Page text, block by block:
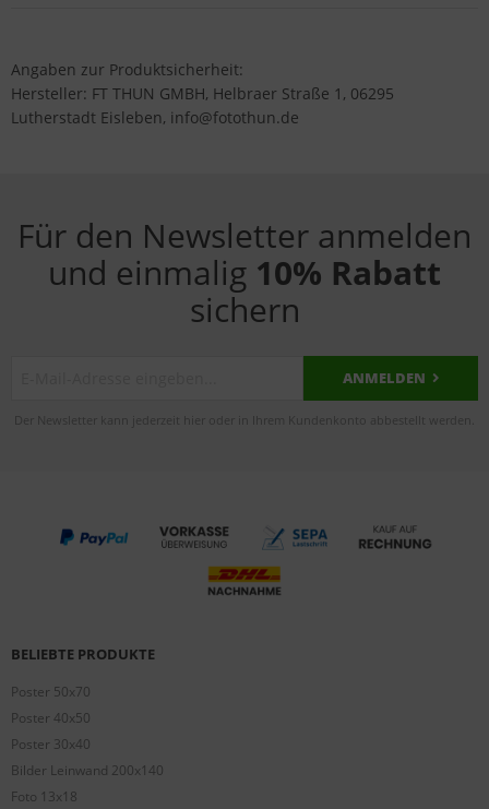
Angaben zur Produktsicherheit:
Hersteller: FT THUN GMBH, Helbraer Straße 1, 06295
Lutherstadt Eisleben, info@fotothun.de
Für den Newsletter anmelden
und einmalig 10% Rabatt
sichern
ANMELDEN
Der Newsletter kann jederzeit hier oder in Ihrem Kundenkonto abbestellt werden.
BELIEBTE PRODUKTE
Poster 50x70
Poster 40x50
Poster 30x40
Bilder Leinwand 200x140
Foto 13x18